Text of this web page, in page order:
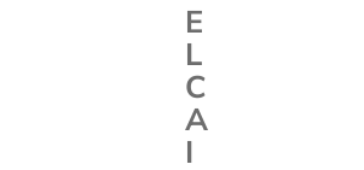
E
L
C
A
I